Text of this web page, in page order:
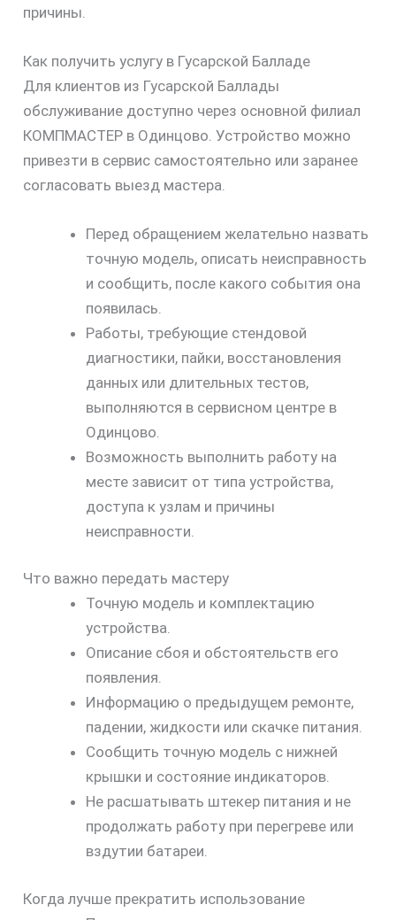
причины.
Как получить услугу в Гусарской Балладе
Для клиентов из Гусарской Баллады
обслуживание доступно через основной филиал
КОМПМАСТЕР в Одинцово. Устройство можно
привезти в сервис самостоятельно или заранее
согласовать выезд мастера.
Перед обращением желательно назвать
точную модель, описать неисправность
и сообщить, после какого события она
появилась.
Работы, требующие стендовой
диагностики, пайки, восстановления
данных или длительных тестов,
выполняются в сервисном центре в
Одинцово.
Возможность выполнить работу на
месте зависит от типа устройства,
доступа к узлам и причины
неисправности.
Что важно передать мастеру
Точную модель и комплектацию
устройства.
Описание сбоя и обстоятельств его
появления.
Информацию о предыдущем ремонте,
падении, жидкости или скачке питания.
Сообщить точную модель с нижней
крышки и состояние индикаторов.
Не расшатывать штекер питания и не
продолжать работу при перегреве или
вздутии батареи.
Когда лучше прекратить использование
скидку